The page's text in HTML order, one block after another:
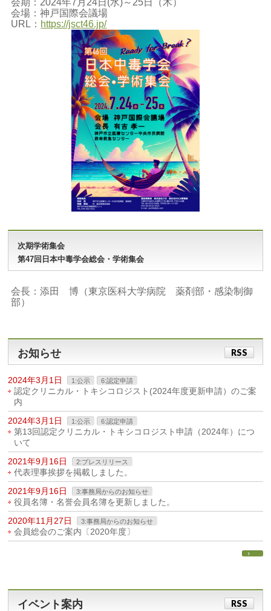
会場：神戸国際会議場
URL： https://jsct46.jp/
次期学術集会
第47回日本中毒学会総会・学術集会
会長：添田 博（東京医科大学病院 薬剤部・感染制御
部）
お知らせ RSS
2024年3月1日 1:公示 6:認定申請
認定クリニカル・トキシコロジスト(2024年度更新申請）のご案
内
2024年3月1日
1:公示 6:認定申請
第13回認定クリニカル・トキシコロジスト申請（2024年）につ
いて
2021年9月16日
2:プレスリリース
代表理事挨拶を掲載しました。
2021年9月16日
3:事務局からのお知らせ
役員名簿・名誉会員名簿を更新しました。
2020年11月27日
3:事務局からのお知らせ
会員総会のご案内〔2020年度〕
イベント案内 RSS